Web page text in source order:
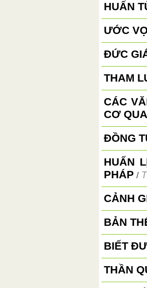
HUẤN
ƯỚC
ĐỨC
THAM
CÁC
CƠ
ĐỒNG
HUẤN
PHÁP /
CẢNH
BẢN
BIẾT
THẦN